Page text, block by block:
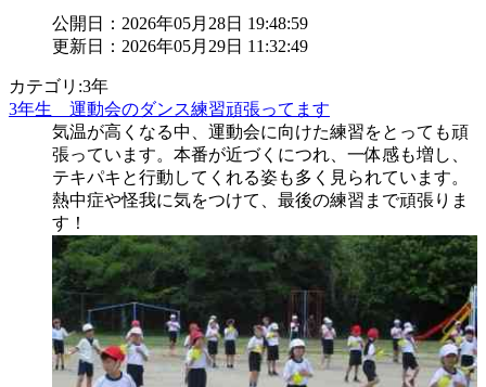
公開日：2026年05月28日 19:48:59
更新日：2026年05月29日 11:32:49
カテゴリ:3年
3年生 運動会のダンス練習頑張ってます
気温が高くなる中、運動会に向けた練習をとっても頑
張っています。本番が近づくにつれ、一体感も増し、
テキパキと行動してくれる姿も多く見られています。
熱中症や怪我に気をつけて、最後の練習まで頑張りま
す！